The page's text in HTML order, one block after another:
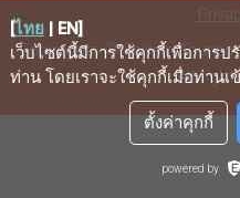
Copyrights © Taiwan
All
[ไทย | EN]
เว็บไซต์นี้มีการใช้คุกกี้เพื่อการ
ท่าน โดยเราจะใช้คุกกี้เมื่อท่านเ
ตั้งค่าคุกกี้
powered by